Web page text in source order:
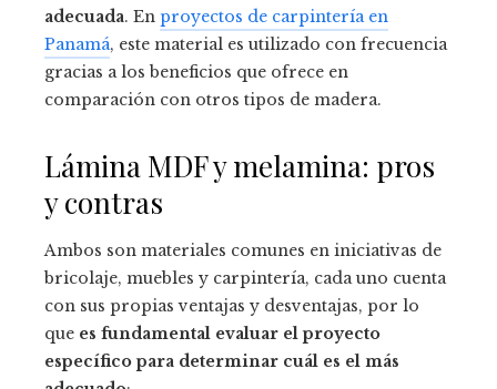
adecuada. En proyectos de carpintería en
Panamá, este material es utilizado con frecuencia
gracias a los beneficios que ofrece en
comparación con otros tipos de madera.
Lámina MDF y melamina: pros
y contras
Ambos son materiales comunes en iniciativas de
bricolaje, muebles y carpintería, cada uno cuenta
con sus propias ventajas y desventajas, por lo
que es fundamental evaluar el proyecto
específico para determinar cuál es el más